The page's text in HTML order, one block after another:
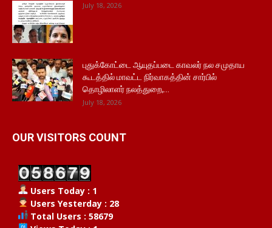
July 18, 2026
புதுக்கோட்டை ஆயுதப்படை காவலர் நல சமுதாய
கூடத்தில் மாவட்ட நிர்வாகத்தின் சார்பில்
தொழிலாளர் நலத்துறை,...
July 18, 2026
OUR VISITORS COUNT
Users Today : 1
Users Yesterday : 28
Total Users : 58679